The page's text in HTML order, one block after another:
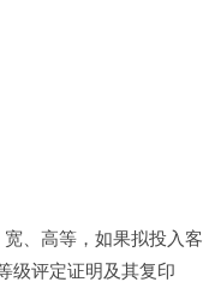
、高等，如果拟投入客
级评定证明及其复印